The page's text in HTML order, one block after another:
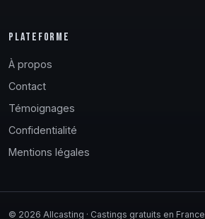
PLATEFORME
À propos
Contact
Témoignages
Confidentialité
Mentions légales
© 2026 Allcasting · Castings gratuits en France